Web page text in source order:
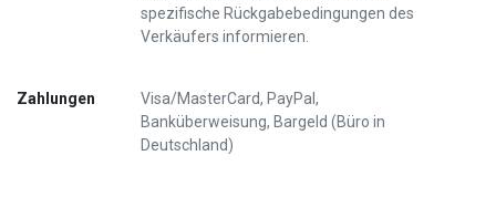
spezifische Rückgabebedingungen des
Verkäufers informieren.
Zahlungen
Visa/MasterCard, PayPal,
Banküberweisung, Bargeld (Büro in
Deutschland)